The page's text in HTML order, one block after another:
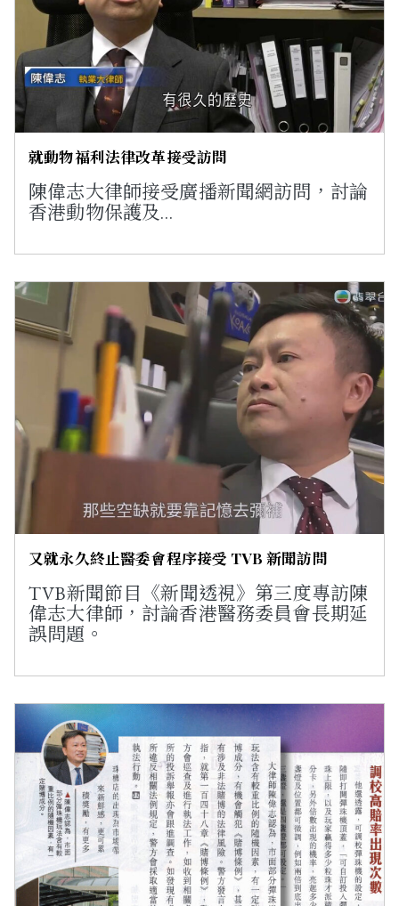
就動物福利法律改革接受訪問
陳偉志大律師接受廣播新聞網訪問，討論
香港動物保護及…
又就永久終止醫委會程序接受 TVB 新聞訪問
TVB新聞節目《新聞透視》第三度專訪陳
偉志大律師，討論香港醫務委員會長期延
誤問題。